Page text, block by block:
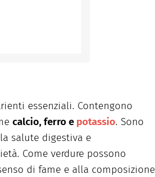
essenziali. Contengono
calcio, ferro e potassio. Sono
salute digestiva e
Come verdure possono
di fame e alla composizione